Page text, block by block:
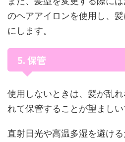
のヘアアイロンを使用し、
にします。
5. 保管
使用しないときは、髪が乱
れて保管することが望ましい
直射日光や高温多湿を避け